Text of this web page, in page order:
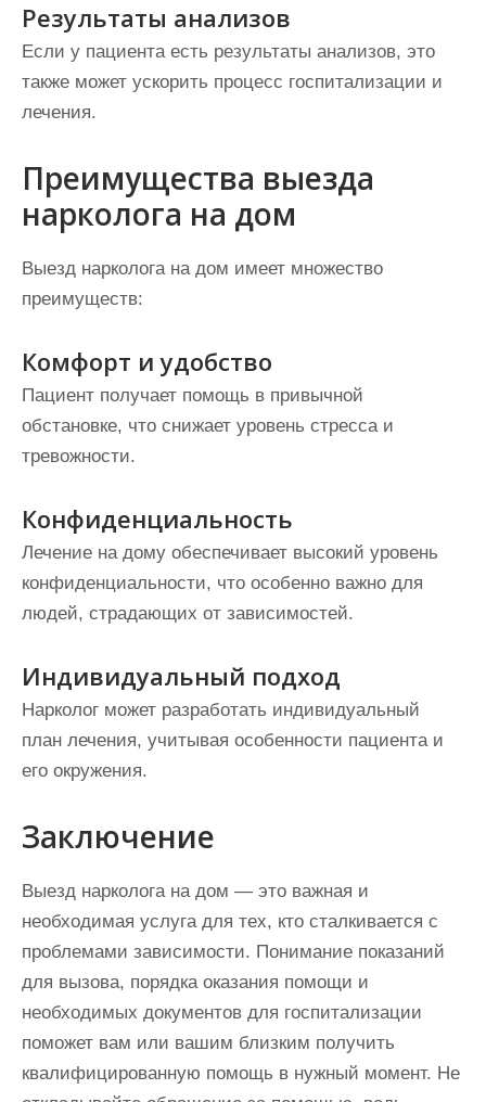
Результаты анализов
Если у пациента есть результаты анализов, это
также может ускорить процесс госпитализации и
лечения.
Преимущества выезда
нарколога на дом
Выезд нарколога на дом имеет множество
преимуществ:
Комфорт и удобство
Пациент получает помощь в привычной
обстановке, что снижает уровень стресса и
тревожности.
Конфиденциальность
Лечение на дому обеспечивает высокий уровень
конфиденциальности, что особенно важно для
людей, страдающих от зависимостей.
Индивидуальный подход
Нарколог может разработать индивидуальный
план лечения, учитывая особенности пациента и
его окружения.
Заключение
Выезд нарколога на дом — это важная и
необходимая услуга для тех, кто сталкивается с
проблемами зависимости. Понимание показаний
для вызова, порядка оказания помощи и
необходимых документов для госпитализации
поможет вам или вашим близким получить
квалифицированную помощь в нужный момент. Не